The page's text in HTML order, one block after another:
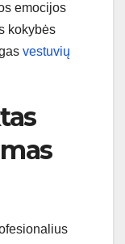
emocijos
kokybės
vestuvių